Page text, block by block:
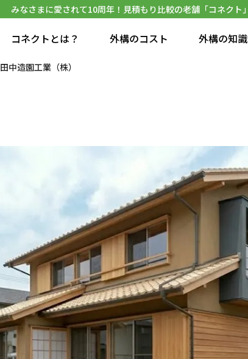
みなさまに愛されて10周年！見積もり比較の老舗「コネクト」
コネクトとは？ 外構のコスト 外構の知識
田中造園工業（株）